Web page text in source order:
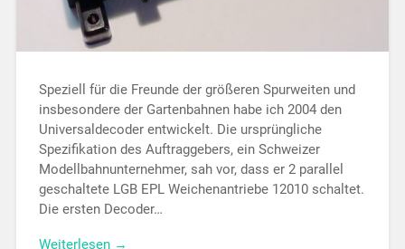
Speziell für die Freunde der größeren Spurweiten und
insbesondere der Gartenbahnen habe ich 2004 den
Uni­ver­sal­decoder entwickelt. Die ursprüngliche
Spezifikation des Auftraggebers, ein Schweizer
Modell­bahn­­unternehmer, sah vor, dass er 2 parallel
geschaltete LGB EPL Wei­chen­antriebe 12010 schaltet.
Die ersten Decoder…
Weiterlesen →